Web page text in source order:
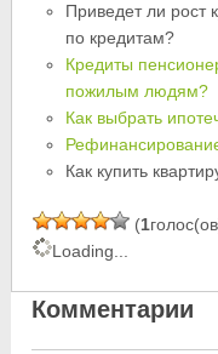
Приведет ли рост
по кредитам?
Кредиты
пожилым людям?
Как выбрать
Как купить
(1
Loading...
Комментарии